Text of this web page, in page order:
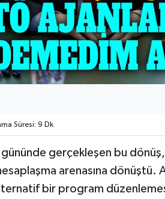
Süresi: 9 Dk
gününde gerçekleşen bu
arenasına dönüştü.
bir program